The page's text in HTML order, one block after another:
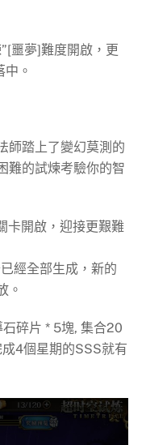
噩夢]難度開啟，更
。
師踏上了變幻莫測的
難的試煉考驗你的智
卡開啟，迎接更艱難
經全部生成，新的
。
碎片 * 5塊, 集合20
4個星期的SSS就有